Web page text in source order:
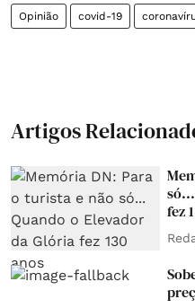
Opinião covid-19
Artigos
fez